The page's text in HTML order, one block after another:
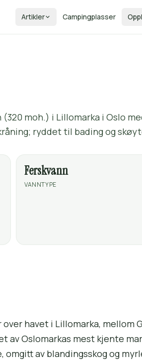
Artikler Campingplasser
moh.) i Lillomarka i Oslo
ryddet til bading og
Ferskvann
VANNTYPE
havet i Lillomarka, mellom
av Oslomarkas mest kjente
omgitt av blandingsskog og